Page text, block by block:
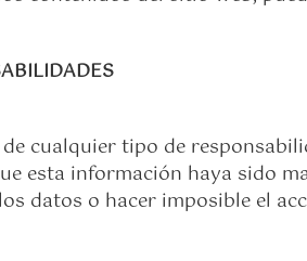
de cualquier tipo de
esta información haya sido
datos o hacer imposible el